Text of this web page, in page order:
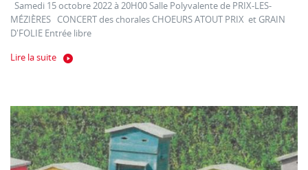
Samedi 15 octobre 2022 à 20H00 Salle Polyvalente de PRIX-LES-
MÉZIÈRES CONCERT des chorales CHOEURS ATOUT PRIX et GRAIN
D'FOLIE Entrée libre
Lire la suite